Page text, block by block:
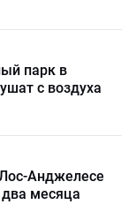
парк в
с воздуха
Анджелесе
месяца